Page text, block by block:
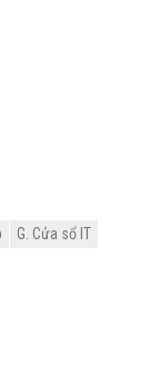
G. Cửa sổ IT